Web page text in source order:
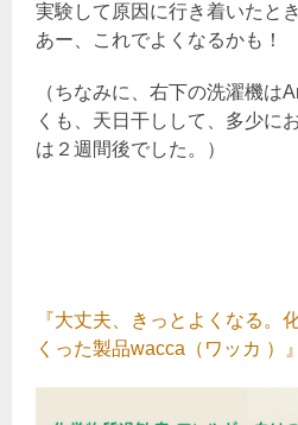
実験して原因に行き着いたと
あー、これでよくなるかも！
（ちなみに、右下の洗濯機は
くも、天日干しして、多少に
は２週間後でした。）
『大丈夫、きっとよくなる。
くった製品wacca（ワッカ ）』